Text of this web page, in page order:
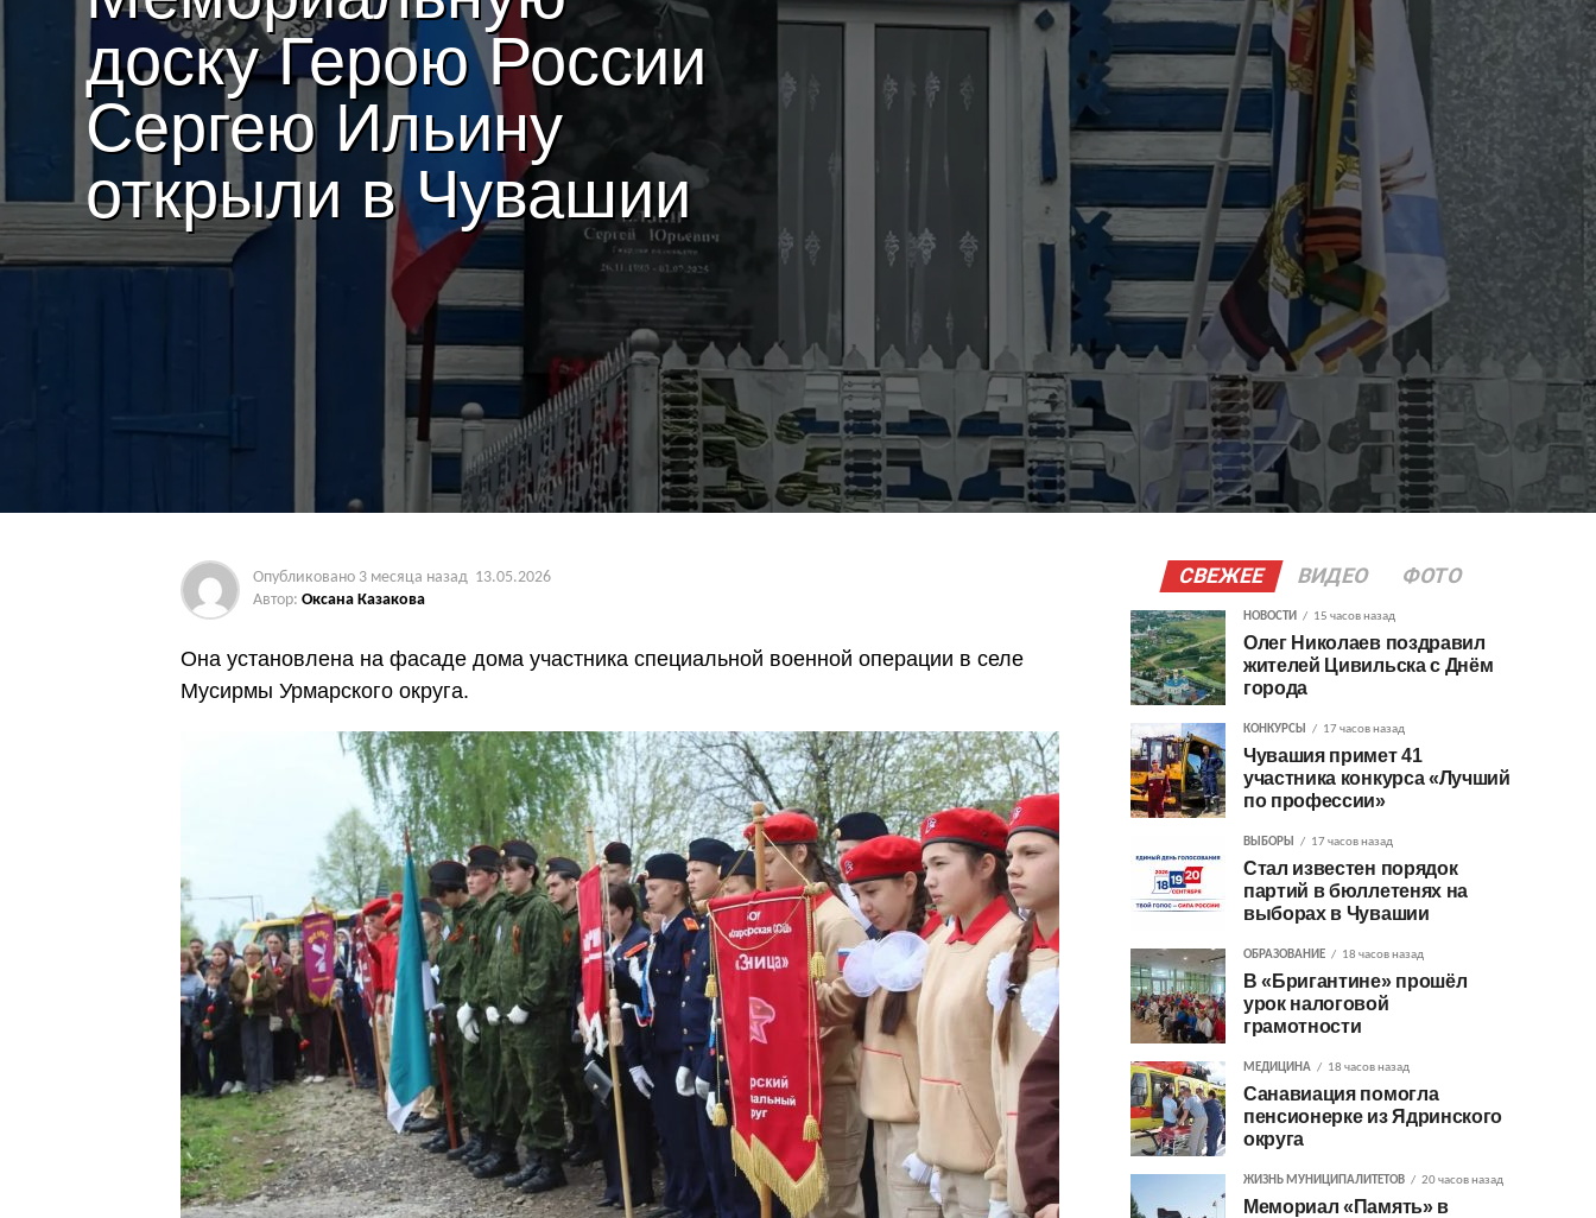
доску Герою России
Сергею Ильину
открыли в Чувашии
Опубликовано 3 месяца назад 13.05.2026
Автор: Оксана Казакова
Она установлена на фасаде дома участника специальной военной операции в селе
Мусирмы Урмарского округа.
СВЕЖЕЕ ВИДЕО ФОТО
НОВОСТИ 15 часов назад
Олег Николаев поздравил
жителей Цивильска с Днём
города
КОНКУРСЫ 17 часов назад
Чувашия примет 41
участника конкурса «Лучший
по профессии»
ВЫБОРЫ 17 часов назад
Стал известен порядок
партий в бюллетенях на
выборах в Чувашии
ОБРАЗОВАНИЕ 18 часов назад
В «Бригантине» прошёл
урок налоговой
грамотности
МЕДИЦИНА 18 часов назад
Санавиация помогла
пенсионерке из Ядринского
округа
ЖИЗНЬ МУНИЦИПАЛИТЕТОВ 20 часов назад
Мемориал «Память» в